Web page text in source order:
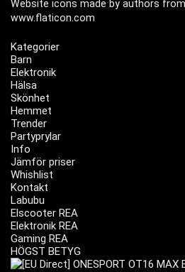
Website icons made by authors from
www.flaticon.com
Kategorier
Barn
Elektronik
Hälsa
Skönhet
Hemmet
Trender
Partyprylar
Info
Jämför priser
Whishlist
Kontakt
Labubu
Elscooter REA
Elektronik REA
Gaming REA
HÖGST BETYG